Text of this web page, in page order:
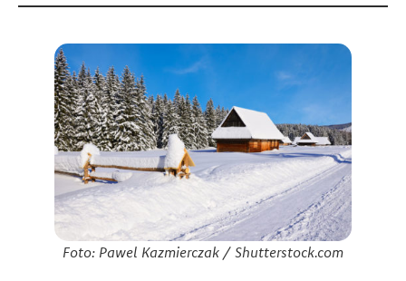
Foto: Pawel Kazmierczak / Shutterstock.com